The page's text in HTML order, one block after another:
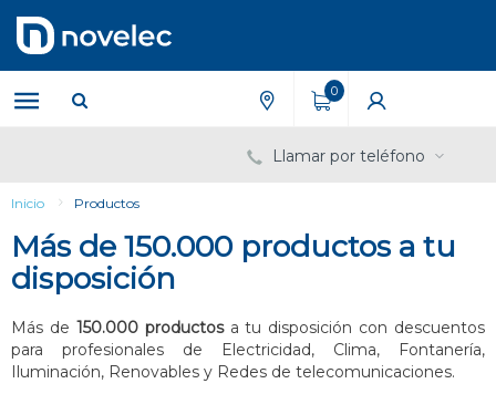
contenido
menú
de
navegación
0
Llamar por teléfono
Inicio Productos
Más de 150.000 productos a tu
disposición
Más de 150.000 productosa tu disposición con descuentos
para profesionales de Electricidad, Clima, Fontanería,
Iluminación, Renovables y Redes de telecomunicaciones.